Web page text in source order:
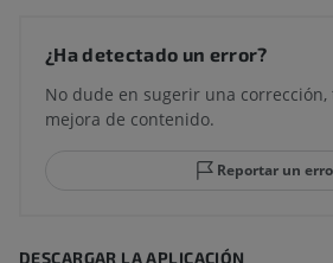
¿Ha detectado un error?
No dude en sugerir una
mejora de contenido.
Reportar un
DESCARGAR LA APLICACIÓN